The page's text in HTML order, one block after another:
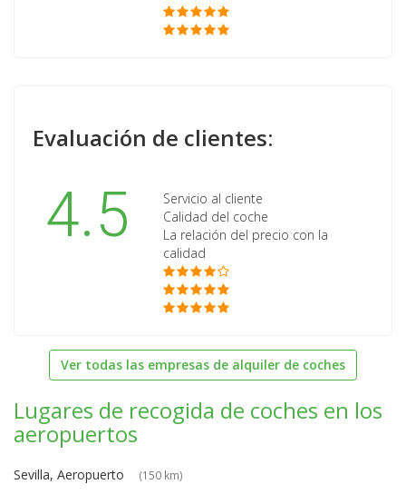
Evaluación de clientes:
4.5
Servicio al cliente
Calidad del coche
La relación del precio con la
calidad
Ver todas las empresas de alquiler de coches
Lugares de recogida de coches en los
aeropuertos
Sevilla, Aeropuerto (150 km)